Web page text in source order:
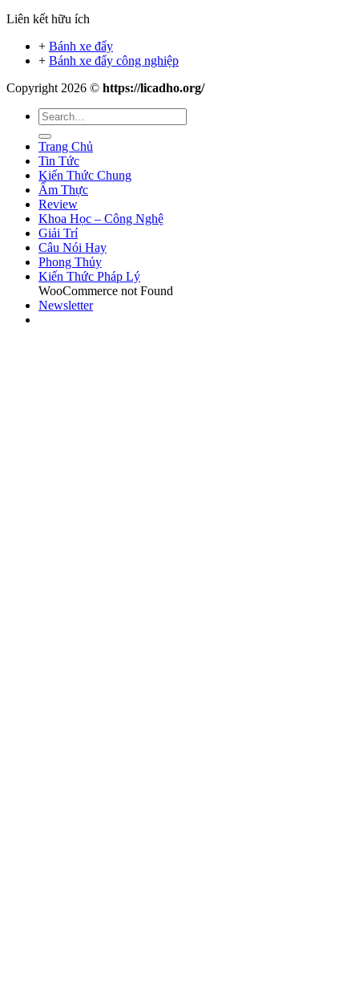
Liên kết hữu ích
+ Bánh xe đẩy
+ Bánh xe đẩy công nghiệp
Copyright 2026 © https://licadho.org/
Trang Chủ
Tin Tức
Kiến Thức Chung
Ẩm Thực
Review
Khoa Học – Công Nghệ
Giải Trí
Câu Nói Hay
Phong Thủy
Kiến Thức Pháp Lý
WooCommerce not Found
Newsletter